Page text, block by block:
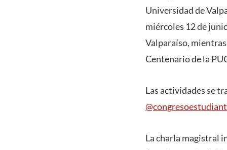
Universidad de
miércoles 12 de
Valparaíso,
Centenario de la
Las actividades se
La charla magistral